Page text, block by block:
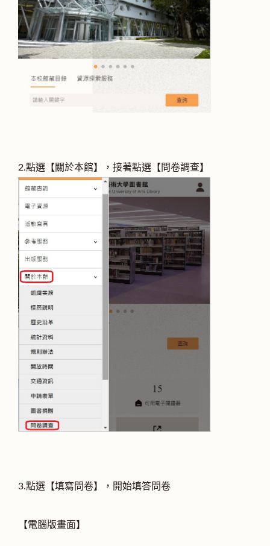
2.點選【關於本館】，接著點選【問卷調查】
3.點選【填寫問卷】，開始填答問卷
【電腦版畫面】